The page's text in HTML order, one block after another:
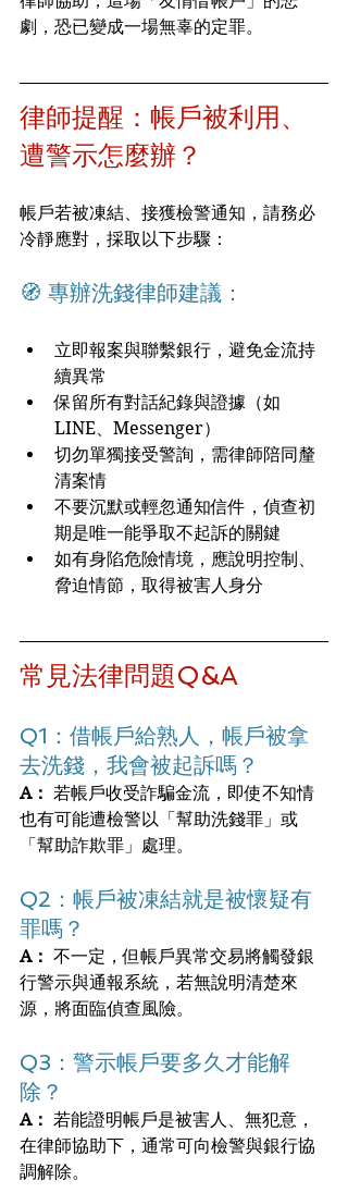
劇，恐已變成一場無辜的定罪。
律師提醒：帳戶被利用、
遭警示怎麼辦？
帳戶若被凍結、接獲檢警通知，請務必
冷靜應對，採取以下步驟：
🧭 專辦洗錢律師建議：
立即報案與聯繫銀行，避免金流持
續異常
保留所有對話紀錄與證據（如
LINE、Messenger）
切勿單獨接受警詢，需律師陪同釐
清案情
不要沉默或輕忽通知信件，偵查初
期是唯一能爭取不起訴的關鍵
如有身陷危險情境，應說明控制、
脅迫情節，取得被害人身分
常見法律問題Q&A
Q1：借帳戶給熟人，帳戶被拿
去洗錢，我會被起訴嗎？
A： 若帳戶收受詐騙金流，即使不知情
也有可能遭檢警以「幫助洗錢罪」或
「幫助詐欺罪」處理。
Q2：帳戶被凍結就是被懷疑有
罪嗎？
A： 不一定，但帳戶異常交易將觸發銀
行警示與通報系統，若無說明清楚來
源，將面臨偵查風險。
Q3：警示帳戶要多久才能解
除？
A： 若能證明帳戶是被害人、無犯意，
在律師協助下，通常可向檢警與銀行協
調解除。